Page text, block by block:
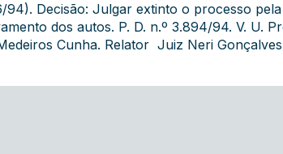
94). Decisão: Julgar extinto o processo
dos autos. P. D. n.º 3.894/94. V. U.
Cunha. Relator  Juiz Neri